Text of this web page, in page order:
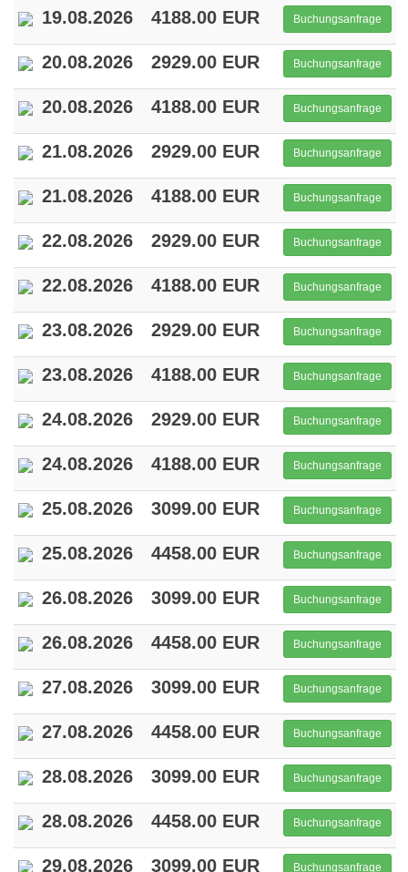
19.08.2026 4188.00 EUR Buchungsanfrage
20.08.2026 2929.00 EUR Buchungsanfrage
20.08.2026 4188.00 EUR Buchungsanfrage
21.08.2026 2929.00 EUR Buchungsanfrage
21.08.2026 4188.00 EUR Buchungsanfrage
22.08.2026 2929.00 EUR Buchungsanfrage
22.08.2026 4188.00 EUR Buchungsanfrage
23.08.2026 2929.00 EUR Buchungsanfrage
23.08.2026 4188.00 EUR Buchungsanfrage
24.08.2026 2929.00 EUR Buchungsanfrage
24.08.2026 4188.00 EUR Buchungsanfrage
25.08.2026 3099.00 EUR Buchungsanfrage
25.08.2026 4458.00 EUR Buchungsanfrage
26.08.2026 3099.00 EUR Buchungsanfrage
26.08.2026 4458.00 EUR Buchungsanfrage
27.08.2026 3099.00 EUR Buchungsanfrage
27.08.2026 4458.00 EUR Buchungsanfrage
28.08.2026 3099.00 EUR Buchungsanfrage
28.08.2026 4458.00 EUR Buchungsanfrage
29.08.2026 3099.00 EUR Buchungsanfrage